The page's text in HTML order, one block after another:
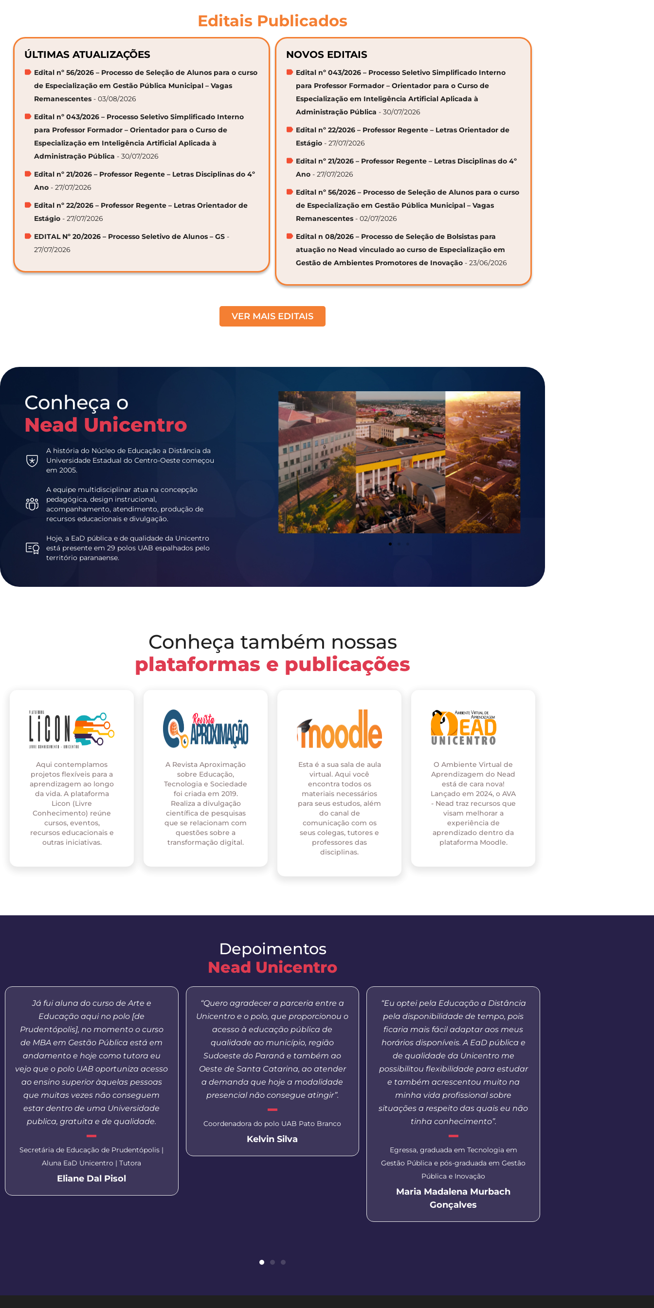
Editais Publicados
ÚLTIMAS ATUALIZAÇÕES
Edital nº 56/2026 – Processo de Seleção de Alunos para o curso
de Especialização em Gestão Pública Municipal – Vagas
Remanescentes - 03/08/2026
Edital nº 043/2026 – Processo Seletivo Simplificado Interno
para Professor Formador – Orientador para o Curso de
Especialização em Inteligência Artificial Aplicada à
Administração Pública - 30/07/2026
Edital nº 21/2026 – Professor Regente – Letras Disciplinas do 4º
Ano - 27/07/2026
Edital nº 22/2026 – Professor Regente – Letras Orientador de
Estágio - 27/07/2026
EDITAL Nº 20/2026 – Processo Seletivo de Alunos – GS -
27/07/2026
NOVOS EDITAIS
Edital nº 043/2026 – Processo Seletivo Simplificado Interno
para Professor Formador – Orientador para o Curso de
Especialização em Inteligência Artificial Aplicada à
Administração Pública - 30/07/2026
Edital nº 22/2026 – Professor Regente – Letras Orientador de
Estágio - 27/07/2026
Edital nº 21/2026 – Professor Regente – Letras Disciplinas do 4º
Ano - 27/07/2026
Edital nº 56/2026 – Processo de Seleção de Alunos para o curso
de Especialização em Gestão Pública Municipal – Vagas
Remanescentes - 02/07/2026
Edital n 08/2026 – Processo de Seleção de Bolsistas para
atuação no Nead vinculado ao curso de Especialização em
Gestão de Ambientes Promotores de Inovação - 23/06/2026
VER MAIS EDITAIS
Conheça o
Nead Unicentro
A história do Núcleo de Educação a Distância da
Universidade Estadual do Centro-Oeste começou
em 2005.
A equipe multidisciplinar atua na concepção
pedagógica, design instrucional,
acompanhamento, atendimento, produção de
recursos educacionais e divulgação.
Hoje, a EaD pública e de qualidade da Unicentro
está presente em 29 polos UAB espalhados pelo
território paranaense.
Conheça também nossas
plataformas e publicações
Aqui contemplamos
projetos flexíveis para a
aprendizagem ao longo
da vida. A plataforma
Licon (Livre
Conhecimento) reúne
cursos, eventos,
recursos educacionais e
outras iniciativas.
A Revista Aproximação
sobre Educação,
Tecnologia e Sociedade
foi criada em 2019.
Realiza a divulgação
científica de pesquisas
que se relacionam com
questões sobre a
transformação digital.
Esta é a sua sala de aula
virtual. Aqui você
encontra todos os
materiais necessários
para seus estudos, além
do canal de
comunicação com os
seus colegas, tutores e
professores das
disciplinas.
O Ambiente Virtual de
Aprendizagem do Nead
está de cara nova!
Lançado em 2024, o AVA
- Nead traz recursos que
visam melhorar a
experiência de
aprendizado dentro da
plataforma Moodle.
Depoimentos
Nead Unicentro
Já fui aluna do curso de Arte e
Educação aqui no polo [de
Prudentópolis], no momento o curso
de MBA em Gestão Pública está em
andamento e hoje como tutora eu
vejo que o polo UAB oportuniza acesso
ao ensino superior àquelas pessoas
que muitas vezes não conseguem
estar dentro de uma Universidade
publica, gratuita e de qualidade.
Secretária de Educação de Prudentópolis |
Aluna EaD Unicentro | Tutora
Eliane Dal Pisol
“Quero agradecer a parceria entre a
Unicentro e o polo, que proporcionou o
acesso à educação pública de
qualidade ao município, região
Sudoeste do Paraná e também ao
Oeste de Santa Catarina, ao atender
a demanda que hoje a modalidade
presencial não consegue atingir”.
Coordenadora do polo UAB Pato Branco
Kelvin Silva
“Eu optei pela Educação a Distância
pela disponibilidade de tempo, pois
ficaria mais fácil adaptar aos meus
horários disponíveis. A EaD pública e
de qualidade da Unicentro me
possibilitou flexibilidade para estudar
e também acrescentou muito na
minha vida profissional sobre
situações a respeito das quais eu não
tinha conhecimento”.
Egressa, graduada em Tecnologia em
Gestão Pública e pós-graduada em Gestão
Pública e Inovação
Maria Madalena Murbach
Gonçalves